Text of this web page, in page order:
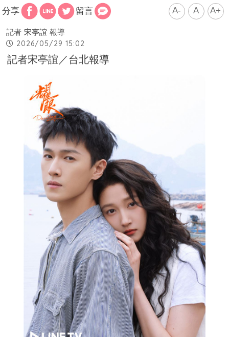
分享 留言 A- A A+
記者 宋亭誼 報導
2026/05/29 15:02
記者宋亭誼／台北報導